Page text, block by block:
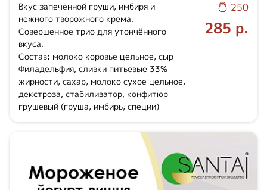
Вкус запечённой груши, имбиря и
нежного творожного крема.
Совершенное трио для утончённого
вкуса.
Состав: молоко коровье цельное, сыр
Филадельфия, сливки питьевые 33%
жирности, сахар, молоко сухое цельное,
декстроза, стабилизатор, конфитюр
грушевый (груша, имбирь, специи)
250
285 р.